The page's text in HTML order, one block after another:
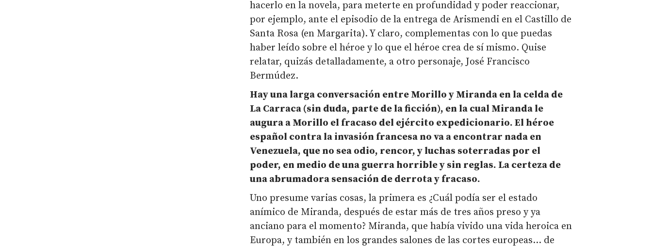
hacerlo en la novela, para meterte en profundidad y poder reaccionar,
por ejemplo, ante el episodio de la entrega de Arismendi en el Castillo de
Santa Rosa (en Margarita). Y claro, complementas con lo que puedas
haber leído sobre el héroe y lo que el héroe crea de sí mismo. Quise
relatar, quizás detalladamente, a otro personaje, José Francisco
Bermúdez.
Hay una larga conversación entre Morillo y Miranda en la celda de
La Carraca (sin duda, parte de la ficción), en la cual Miranda le
augura a Morillo el fracaso del ejército expedicionario. El héroe
español contra la invasión francesa no va a encontrar nada en
Venezuela, que no sea odio, rencor, y luchas soterradas por el
poder, en medio de una guerra horrible y sin reglas. La certeza de
una abrumadora sensación de derrota y fracaso.
Uno presume varias cosas, la primera es ¿Cuál podía ser el estado
anímico de Miranda, después de estar más de tres años preso y ya
anciano para el momento? Miranda, que había vivido una vida heroica en
Europa, y también en los grandes salones de las cortes europeas… de